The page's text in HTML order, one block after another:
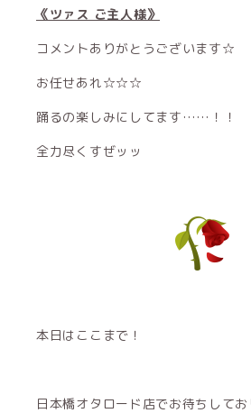
《ツァス ご主人様》
コメントありがとうございます☆
お任せあれ☆☆☆
踊るの楽しみにしてます……！！
全力尽くすぜッッ
本日はここまで！
日本橋オタロード店でお待ちしてお